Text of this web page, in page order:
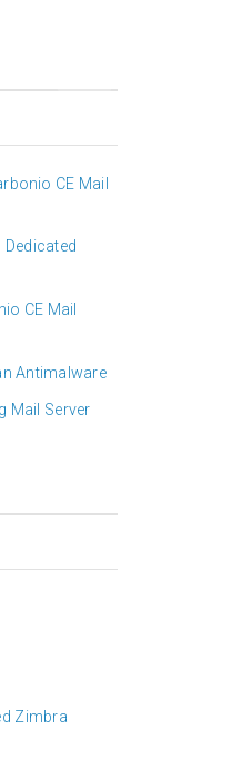
CE Mail
Dedicated
CE Mail
Antimalware
Mail Server
Zimbra